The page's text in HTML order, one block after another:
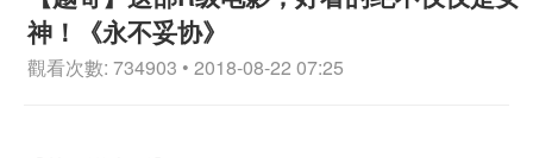
神！《永不妥协》
觀看次數: 734903 • 2018-08-22 07:25